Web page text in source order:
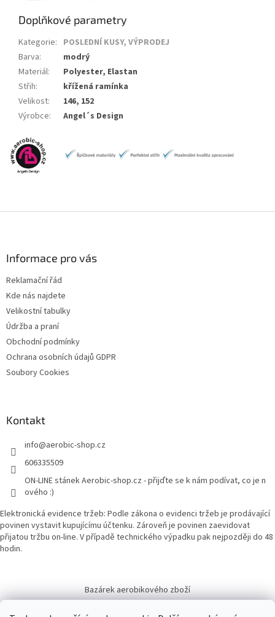
Doplňkové parametry
Kategorie: POSLEDNÍ KUSY, VÝPRODEJ
Barva:
modrý
Materiál:
Polyester, Elastan
Střih:
křížená ramínka
Velikost:
146, 152
Výrobce: Angel´s Design
Informace pro vás
Reklamační řád
Kde nás najdete
Velikostní tabulky
Údržba a praní
Obchodní podmínky
Ochrana osobních údajů GDPR
Soubory Cookies
Kontakt
info@aerobic-shop.cz
606335509
ON-LINE stánek Aerobic-shop.cz - přijďte se k nám podívat, co je n
ového :)
Elektronická evidence tržeb: Podle zákona o evidenci tržeb je prodávající
povinen vystavit kupujícímu účtenku. Zároveň je povinen zaevidovat
přijatou tržbu on-line. V případě technického výpadku pak nejpozději do 48
hodin.
Bazárek aerobikového zboží